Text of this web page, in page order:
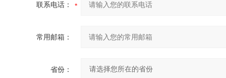
联系电话：
常用邮箱：
省份：